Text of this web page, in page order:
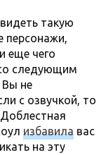
такую
персонажи,
еще чего
следующим
Вы не
с озвучкой, то
избавила вас
на эту